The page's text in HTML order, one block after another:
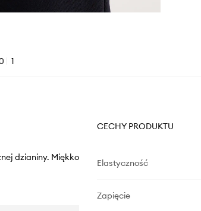
1
dzianiny. Miękko
CECHY PRODUKTU
Elastyczność
Zapięcie